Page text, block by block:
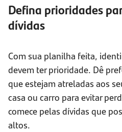
Defina prioridades
dívidas
Com sua planilha feita,
devem ter prioridade. Dê
que estejam atreladas aos
casa ou carro para evitar
comece pelas dívidas que
altos.